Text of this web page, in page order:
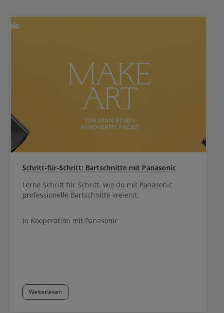
Schritt-für-Schritt: Bartschnitte mit Panasonic
Lerne Schritt für Schritt, wie du mit Panasonic
professionelle Bartschnitte kreierst.
In Kooperation mit Panasonic
Weiterlesen